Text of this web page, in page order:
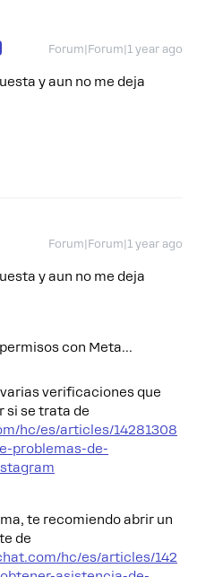
Forum|Forum|1 year ago
y aun no me deja
Forum|Forum|1 year ago
y aun no me deja
con Meta…
verificaciones que
si se trata de
hc/es/articles/14281308
problemas-de-
te recomiendo abrir un
de
hc/es/articles/142